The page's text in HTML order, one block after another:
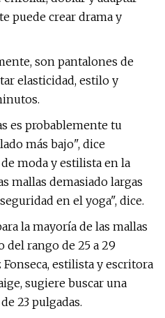
puede crear drama y
son pantalones de
elasticidad, estilo y
es probablemente tu
más bajo", dice
moda y estilista en la
mallas demasiado largas
en el yoga", dice.
la mayoría de las mallas
del rango de 25 a 29
estilista y escritora
sugiere buscar una
23 pulgadas.